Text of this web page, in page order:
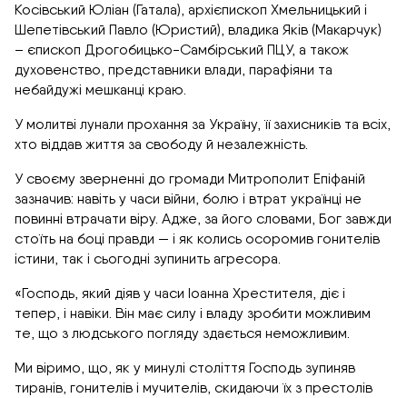
Косівський Юліан (Гатала), архієпископ Хмельницький і
Шепетівський Павло (Юристий), владика Яків (Макарчук)
– єпископ Дрогобицько-Самбірський ПЦУ, а також
духовенство, представники влади, парафіяни та
небайдужі мешканці краю.
У молитві лунали прохання за Україну, її захисників та всіх,
хто віддав життя за свободу й незалежність.
У своєму зверненні до громади Митрополит Епіфаній
зазначив: навіть у часи війни, болю і втрат українці не
повинні втрачати віру. Адже, за його словами, Бог завжди
стоїть на боці правди — і як колись осоромив гонителів
істини, так і сьогодні зупинить агресора.
«Господь, який діяв у часи Іоанна Хрестителя, діє і
тепер, і навіки. Він має силу і владу зробити можливим
те, що з людського погляду здається неможливим.
Ми віримо, що, як у минулі століття Господь зупиняв
тиранів, гонителів і мучителів, скидаючи їх з престолів